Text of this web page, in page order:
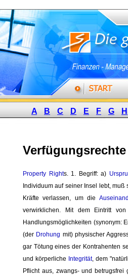
A B C D E F G H
Verfügungsrechte
Property Rights. 1. Begriff: a)
Individuum auf seiner Insel lebt, muß
Kräfte verlassen, um die
verwirklichen. Mit dem Eintritt
Handlungsmöglichkeiten (synonym:
(der Drohung mit) physischer
gar Tötung eines der Kontrahenten
und körperliche Integrität, dem
Pflicht aus, zwangs- und